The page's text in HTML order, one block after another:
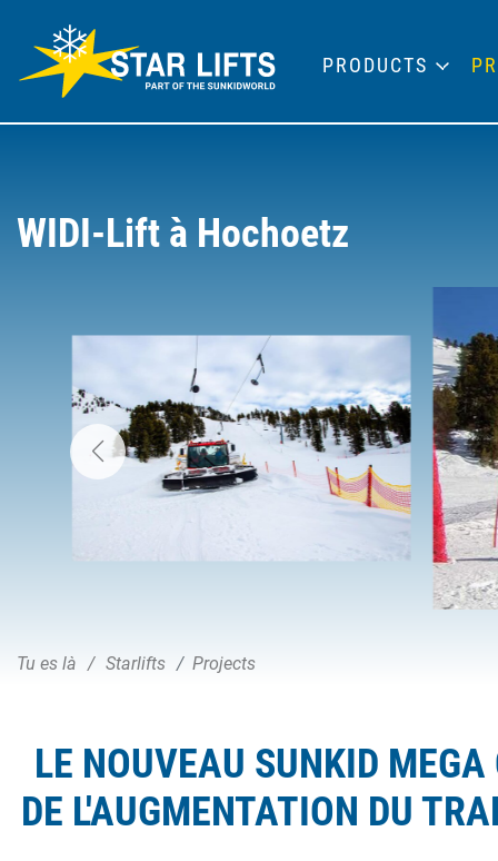
WIDI-Lift à Hochoetz
Tu es là Starlifts Projects
LE NOUVEAU SUNKID
DE L'AUGMENTATION DU
PRODUCTS